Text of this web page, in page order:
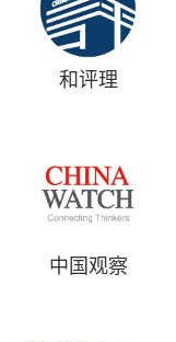
和评理
中国观察